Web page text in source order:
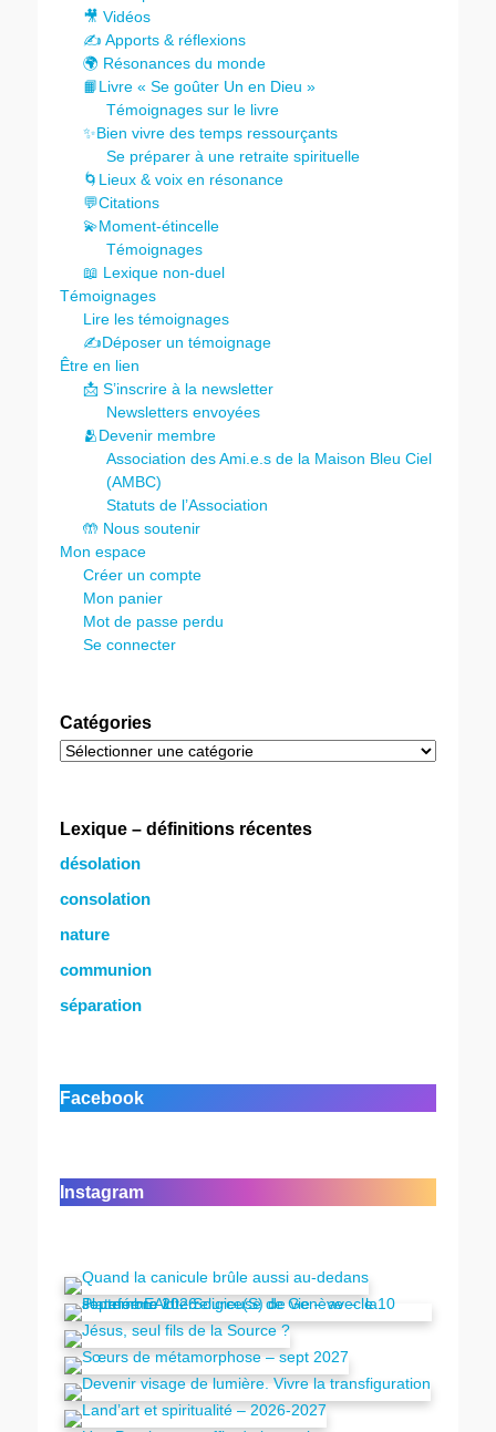
🎥 Vidéos
✍️ Apports & réflexions
🌍 Résonances du monde
📙Livre « Se goûter Un en Dieu »
Témoignages sur le livre
✨Bien vivre des temps ressourçants
Se préparer à une retraite spirituelle
🌀Lieux & voix en résonance
💬Citations
💫Moment-étincelle
Témoignages
📖 Lexique non-duel
Témoignages
Lire les témoignages
✍️Déposer un témoignage
Être en lien
📩 S’inscrire à la newsletter
Newsletters envoyées
🫂Devenir membre
Association des Ami.e.s de la Maison Bleu Ciel
(AMBC)
Statuts de l’Association
🤲 Nous soutenir
Mon espace
Créer un compte
Mon panier
Mot de passe perdu
Se connecter
Catégories
Catégories
Lexique – définitions récentes
désolation
consolation
nature
communion
séparation
Facebook
Instagram